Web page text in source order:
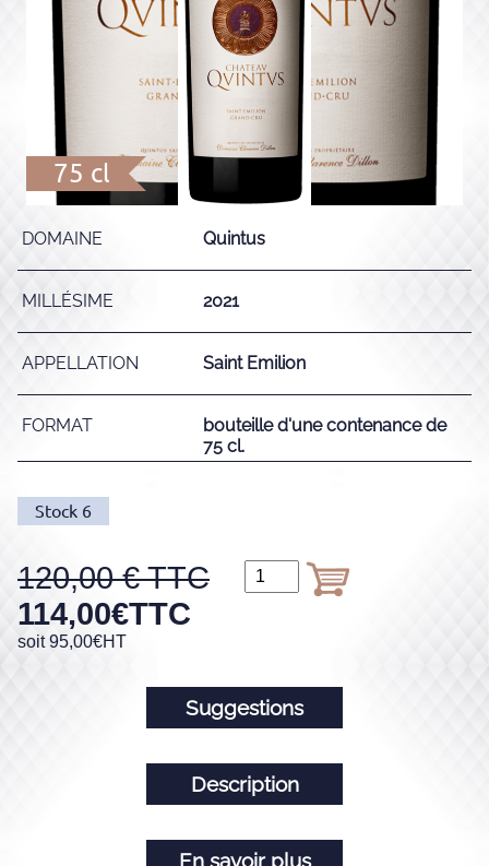
75 cl
DOMAINE Quintus
MILLÉSIME 2021
APPELLATION Saint Emilion
FORMAT
bouteille d'une contenance de
75 cl.
Stock 6
120,00
114,00€TTC
soit 95,00€HT
Suggestions
Description
En savoir plus